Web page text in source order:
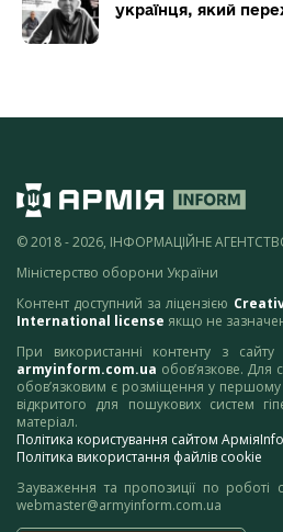
українця, який
© 2018 - 2026, ІНФОРМАЦІЙНЕ
Міністерство оборони України
Контент доступний за ліцензією
International license якщо не
При використанні контенту з
armyinform.com.ua обов’язкове. Для
обов’язковим є розміщення у першому
відкритого для пошукових систем
матеріал.
Політика користування сайтом
Політика використання файлів cookie
Зауваження та пропозиції по роботі
webmaster@armyinform.com.ua